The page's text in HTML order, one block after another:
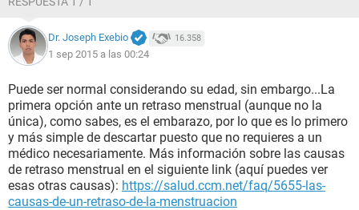
mujer de tener ningun retraso excepto cuando mis
embarazos..
Ayudeme por favor...
Dr. Joseph Exebio 16.358
1 sep 2015 a las 00:24
Puede ser normal considerando su edad, sin embargo...La
primera opción ante un retraso menstrual (aunque no la
única), como sabes, es el embarazo, por lo que es lo primero
y más simple de descartar puesto que no requieres a un
médico necesariamente. Más información sobre las causas
de retraso menstrual en el siguiente link (aquí puedes ver
esas otras causas): https://salud.ccm.net/faq/5655-las-
causas-de-un-retraso-de-la-menstruacion